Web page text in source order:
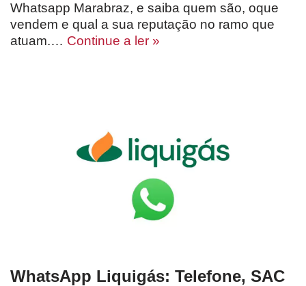
Whatsapp Marabraz, e saiba quem são, oque
vendem e qual a sua reputação no ramo que
atuam.… Continue a ler »
WhatsApp Liquigás: Telefone, SAC